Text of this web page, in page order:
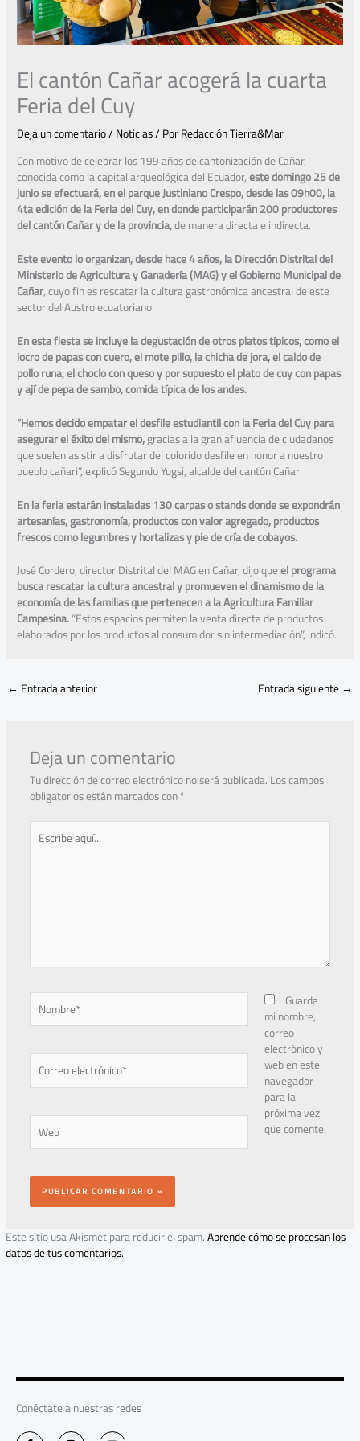
El cantón Cañar acogerá la cuarta
Feria del Cuy
Deja un comentario/Noticias/ PorRedacción Tierra&Mar
Con motivo de celebrar los 199 años de cantonización de Cañar,
conocida como la capital arqueológica del Ecuador,este domingo 25 de
junio se efectuará, en el parque Justiniano Crespo, desde las 09h00, la
4ta edición de la Feria del Cuy, en donde participarán 200 productores
del cantón Cañar y de la provincia,de manera directa e indirecta.
Este evento lo organizan, desde hace 4 años, la Dirección Distrital del
Ministerio de Agricultura y Ganadería (MAG) y el Gobierno Municipal de
Cañar, cuyo fin es rescatar la cultura gastronómica ancestral de este
sector del Austro ecuatoriano.
En esta fiesta se incluye la degustación de otros platos típicos, como el
locro de papas con cuero, el mote pillo, la chicha de jora, el caldo de
pollo runa, el choclo con queso y por supuesto el plato de cuy con papas
y ají de pepa de sambo, comida típica de los andes.
“Hemos decido empatar el desfile estudiantil con la Feria del Cuy para
asegurar el éxito del mismo,gracias a la gran afluencia de ciudadanos
que suelen asistir a disfrutar del colorido desfile en honor a nuestro
pueblo cañari”, explicó Segundo Yugsi, alcalde del cantón Cañar.
En la feria estarán instaladas 130 carpas o stands donde se expondrán
artesanías, gastronomía, productos con valor agregado, productos
frescos como legumbres y hortalizas y pie de cría de cobayos.
José Cordero, director Distrital del MAG en Cañar, dijo queel programa
busca rescatar la cultura ancestral y promueven el dinamismo de la
economía de las familias que pertenecen a la Agricultura Familiar
Campesina.“Estos espacios permiten la venta directa de productos
elaborados por los productos al consumidor sin intermediación”, indicó.
← Entrada anterior Entrada siguiente→
Deja un comentario
Tu dirección de correo electrónico no será publicada.Los campos
obligatorios están marcados con*
Escribe
aquí...
Nombre*
Correo
electrónico*
Web
Guarda
mi nombre,
correo
electrónico y
web en este
navegador
para la
próxima vez
que comente.
Este sitio usa Akismet para reducir el spam.Aprende cómo se procesan los
datos de tus comentarios.
Conéctate a nuestras redes
F
I Y